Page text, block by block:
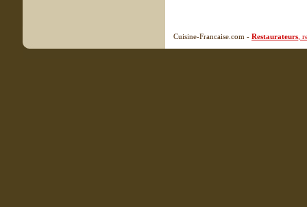
Cuisine-Francaise.com - Restaurateurs ,